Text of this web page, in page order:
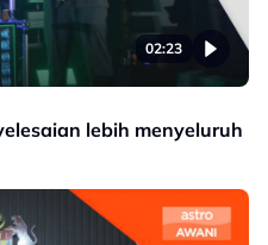
02:23
lebih menyeluruh